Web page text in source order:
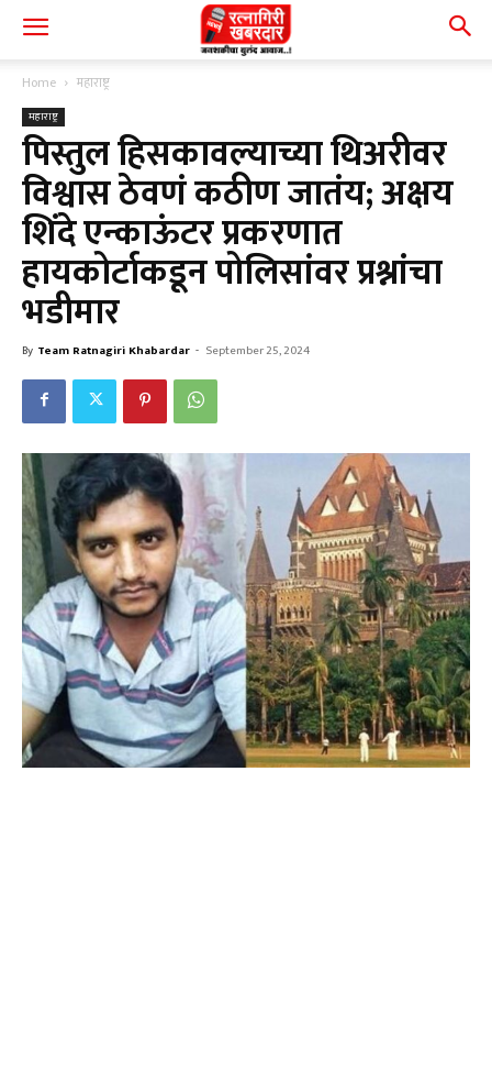
Home महाराष्ट्र
महाराष्ट्र
पिस्तुल हिसकावल्याच्या थिअरीवर
विश्वास ठेवणं कठीण जातंय; अक्षय
शिंदे एन्काऊंटर प्रकरणात
हायकोर्टाकडून पोलिसांवर प्रश्नांचा
भडीमार
By Team Ratnagiri Khabardar - September 25, 2024